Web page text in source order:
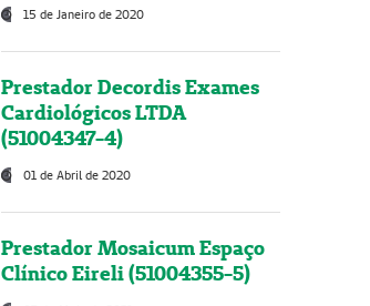
15 de Janeiro de 2020
Prestador Decordis Exames
Cardiológicos LTDA
(51004347-4)
01 de Abril de 2020
Prestador Mosaicum Espaço
Clínico Eireli (51004355-5)